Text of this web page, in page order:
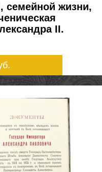
семейной жизни,
II.